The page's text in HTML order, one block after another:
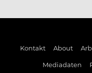
Kontakt About
Mediadaten